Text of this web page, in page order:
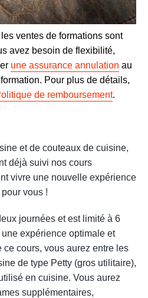
ventes de formations sont
avez besoin de flexibilité,
une assurance annulation au
Pour plus de détails,
de remboursement.
et de couteaux de cuisine,
déjà suivi nos cours
vivre une nouvelle expérience
vous !
journées et est limité à 6
expérience optimale et
cours, vous aurez entre les
de type Petty (gros utilitaire),
en cuisine. Vous aurez
supplémentaires,